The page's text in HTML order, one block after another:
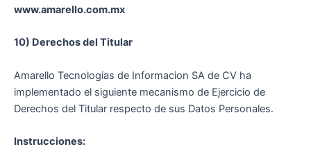
www.amarello.com.mx
10) Derechos del Titular
Amarello Tecnologias de Informacion SA de CV ha
implementado el siguiente mecanismo de Ejercicio de
Derechos del Titular respecto de sus Datos Personales.
Instrucciones: